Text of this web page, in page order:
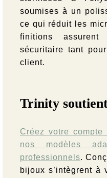
soumises à un
ce qui réduit les
finitions
sécuritaire tant
client.
Trinity
Créez votre compte
nos modèles
professionnels.
bijoux s’intègrent à